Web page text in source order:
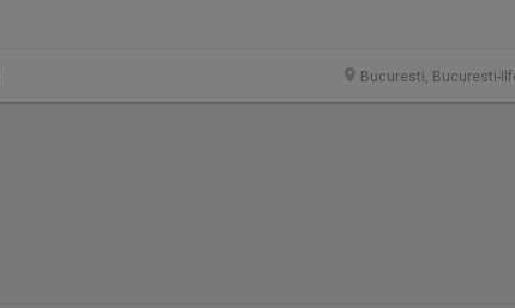
Bucuresti, Bucuresti-